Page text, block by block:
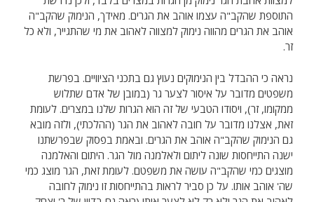
התוספת שהקב"ה עצמו אוהב את הגרים. מאידך, הנימוק שהקב"ה
אוהב את הגרים מהווה נימוק למצווה לאהוב את מי שהתגייר, ולא כל
זר.
נראה כי ההבדל בין הנימוקים נעוץ גם בתכני הציוויים. בפרשת
משפטים מדובר על איסור לצער גר (במובן של אדם שתלוש
ממקומו, זר), ויסודו הטבעי של זה הוא הגרות שלנו במצרים. לעומת
זאת, אצלנו מדובר על חובה לאהוב את הגר (ההלכתי), ולזה מובא
גם הנימוק שהקב"ה אוהב את הגרים. ובאמת בפסוק שבפרשתנו
ישנה התייחסות שונה ליתום ולאלמנה מול הגר. היתום והאלמנה
מוצגים כמי שהקב"ה עושה את משפטם. לעומת זאת, הגר מוצג כמי
שה' אוהב אותו. על כן סביר לראות בהתייחסות זו נימוק לחובה